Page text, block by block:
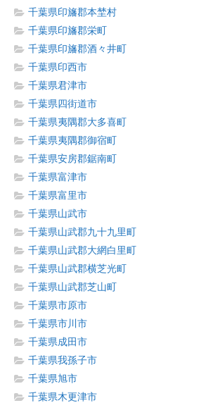
千葉県印旛郡本埜村
千葉県印旛郡栄町
千葉県印旛郡酒々井町
千葉県印西市
千葉県君津市
千葉県四街道市
千葉県夷隅郡大多喜町
千葉県夷隅郡御宿町
千葉県安房郡鋸南町
千葉県富津市
千葉県富里市
千葉県山武市
千葉県山武郡九十九里町
千葉県山武郡大網白里町
千葉県山武郡横芝光町
千葉県山武郡芝山町
千葉県市原市
千葉県市川市
千葉県成田市
千葉県我孫子市
千葉県旭市
千葉県木更津市